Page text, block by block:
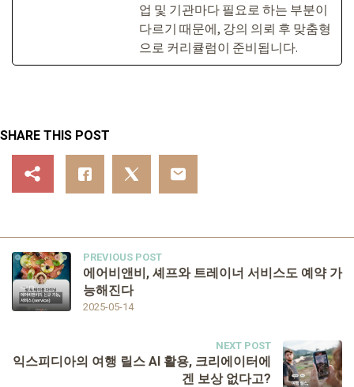
업 및 기관마다 필요로 하는 부분이
다르기 때문에, 강의 의뢰 후 맞춤형
으로 커리큘럼이 준비됩니다.
SHARE THIS POST
PREVIOUS POST
2025-05-14
에어비앤비, 셰프와 트레이너 서비스도 예약 가
능해진다
NEXT POST
익스피디아의 여행 릴스 AI 활용, 크리에이터에
겐 보상 없다고?